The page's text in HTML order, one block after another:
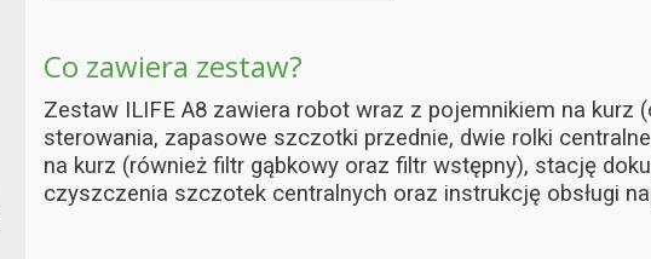
Co zawiera zestaw?
Zestaw ILIFE A8 zawiera robot wraz z pojemnikiem na kurz
sterowania, zapasowe szczotki przednie, dwie rolki
na kurz (również filtr gąbkowy oraz filtr wstępny), stację
czyszczenia szczotek centralnych oraz instrukcję obsługi